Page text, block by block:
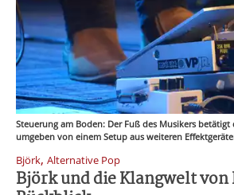
Steuerung am Boden: Der Fuß des Musikers
umgeben von einem Setup aus weiteren
Björk, Alternative Pop
Björk und die Klangwelt von